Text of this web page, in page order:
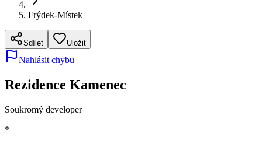
Frýdek-Místek
Sdílet Uložit
Nahlásit chybu
Rezidence Kamenec
Soukromý developer
*